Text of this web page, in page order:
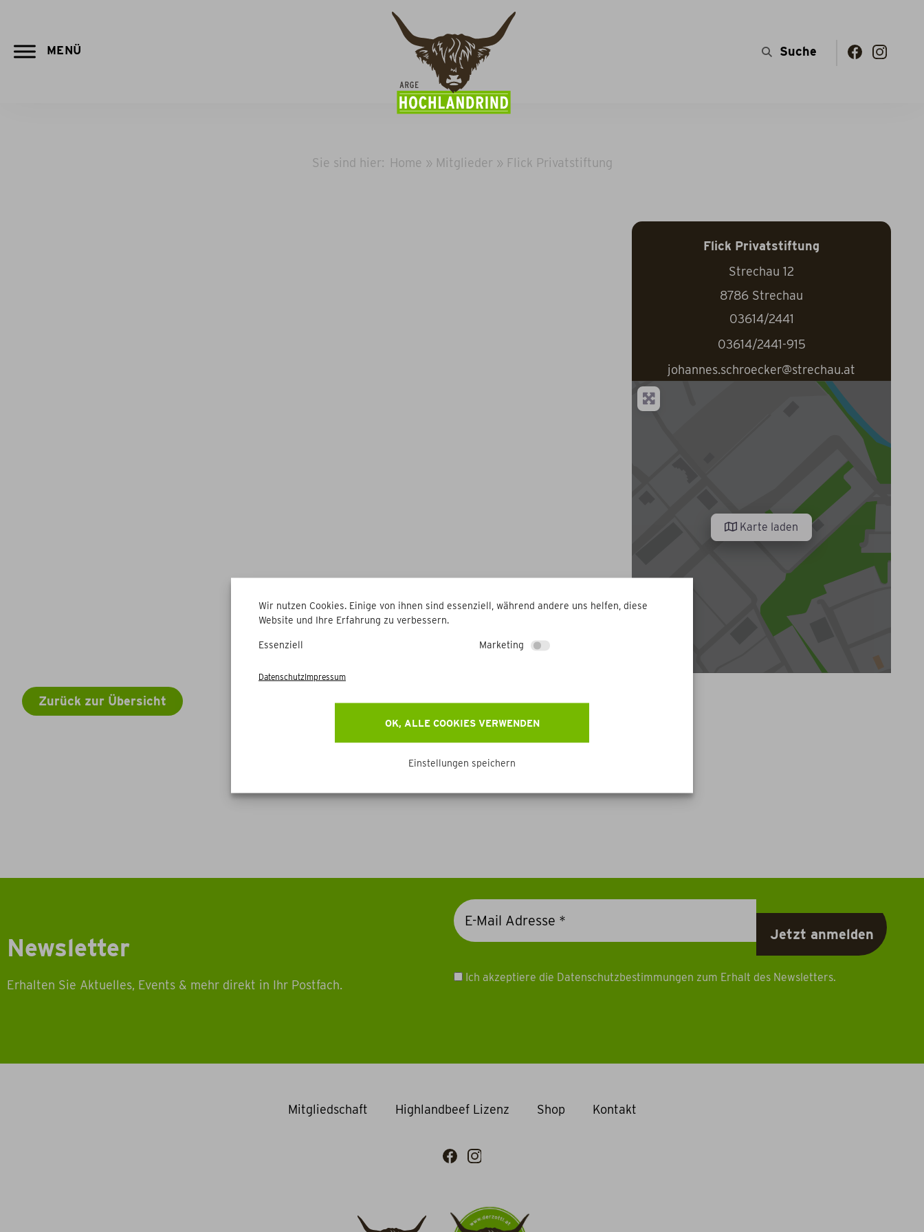
Wir nutzen Cookies. Einige von ihnen sind essenziell, während andere uns helfen, diese
Website und Ihre Erfahrung zu verbessern.
Essenziell Marketing
OK, ALLE COOKIES VERWENDEN
Einstellungen speichern
DatenschutzImpressum
Sie sind hier: Home » Mitglieder » Flick Privatstiftung
Flick Privatstiftung
Strechau 12
8786 Strechau
03614/2441
03614/2441-915
johannes.schroecker@strechau.at
Karte laden
Zurück zur Übersicht
Newsletter
Erhalten Sie Aktuelles, Events & mehr direkt in Ihr Postfach.
Ich akzeptiere die Datenschutzbestimmungen zum Erhalt des Newsletters.
Mitgliedschaft Highlandbeef Lizenz Shop Kontakt